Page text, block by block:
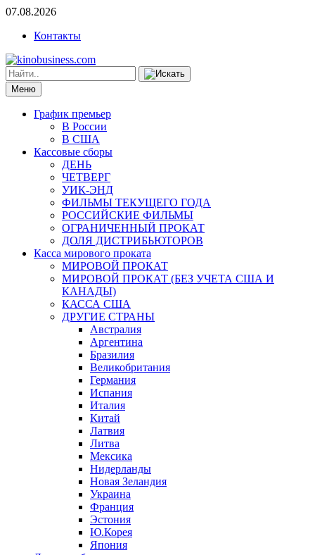
07.08.2026
Контакты
Меню
График премьер
В России
В США
Кассовые сборы
ДЕНЬ
ЧЕТВЕРГ
УИК-ЭНД
ФИЛЬМЫ ТЕКУЩЕГО ГОДА
РОССИЙСКИЕ ФИЛЬМЫ
ОГРАНИЧЕННЫЙ ПРОКАТ
ДОЛЯ ДИСТРИБЬЮТОРОВ
Касса мирового проката
МИРОВОЙ ПРОКАТ
МИРОВОЙ ПРОКАТ (БЕЗ УЧЕТА США И
КАНАДЫ)
КАССА США
ДРУГИЕ СТРАНЫ
Австралия
Аргентина
Бразилия
Великобритания
Германия
Испания
Италия
Китай
Латвия
Литва
Мексика
Нидерланды
Новая Зеландия
Украина
Франция
Эстония
Ю.Корея
Япония